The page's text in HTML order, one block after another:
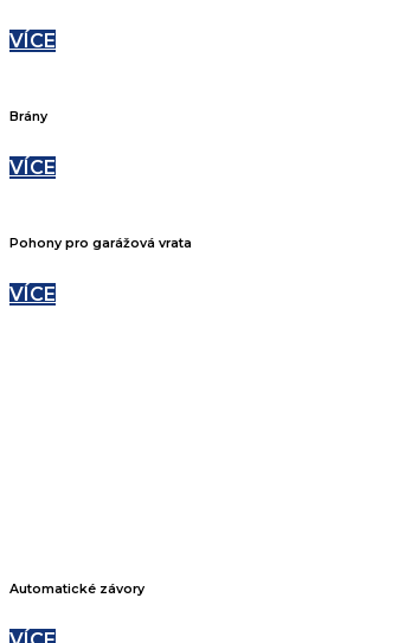
VÍCE
Brány
VÍCE
Pohony pro garážová vrata
VÍCE
Automatické závory